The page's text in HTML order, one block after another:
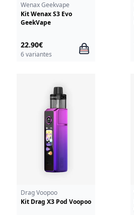
Wenax Geekvape
Kit Wenax S3 Evo
GeekVape
22.90€
6 variantes
Drag Voopoo
Kit Drag X3 Pod Voopoo